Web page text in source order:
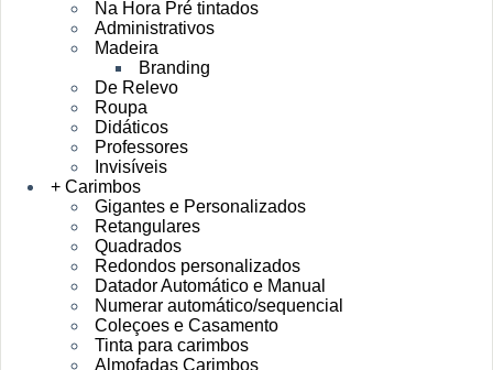
Na Hora Pré tintados
Administrativos
Madeira
Branding
De Relevo
Roupa
Didáticos
Professores
Invisíveis
+ Carimbos
Gigantes e Personalizados
Retangulares
Quadrados
Redondos personalizados
Datador Automático e Manual
Numerar automático/sequencial
Coleçoes e Casamento
Tinta para carimbos
Almofadas Carimbos